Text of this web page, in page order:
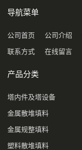
导航菜单
公司首页 公司介绍
联系方式 在线留言
产品分类
塔内件及塔设备
金属散堆填料
金属规整填料
塑料散堆填料